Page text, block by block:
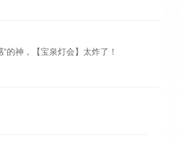
的神，【宝泉灯会】太炸了！